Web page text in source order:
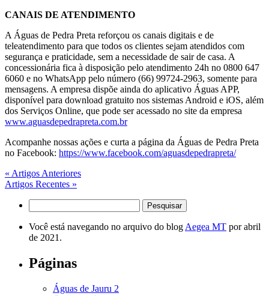
CANAIS DE ATENDIMENTO
A Águas de Pedra Preta reforçou os canais digitais e de
teleatendimento para que todos os clientes sejam atendidos com
segurança e praticidade, sem a necessidade de sair de casa. A
concessionária fica à disposição pelo atendimento 24h no 0800 647
6060 e no WhatsApp pelo número (66) 99724-2963, somente para
mensagens. A empresa dispõe ainda do aplicativo Águas APP,
disponível para download gratuito nos sistemas Android e iOS, além
dos Serviços Online, que pode ser acessado no site da empresa
www.aguasdepedrapreta.com.br
Acompanhe nossas ações e curta a página da Águas de Pedra Preta
no Facebook: https://www.facebook.com/aguasdepedrapreta/
« Artigos Anteriores
Artigos Recentes »
por:
Você está navegando no arquivo do blog Aegea MT por abril
de 2021.
Páginas
Águas de Jauru 2